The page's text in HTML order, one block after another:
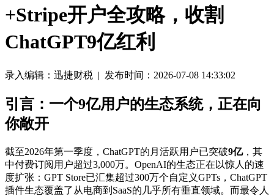
+Stripe开户全攻略，收割
ChatGPT9亿红利
录入编辑：迅捷财税 | 发布时间：2026-07-08 14:33:02
引言：一个9亿用户的生态系统，正在向
你敞开
截至2026年第一季度，ChatGPT的月活跃用户已突破9亿，其
中付费订阅用户超过3,000万。OpenAI的生态正在以惊人的速
度扩张：GPT Store已汇集超过300万个自定义GPTs，ChatGPT
插件生态覆盖了从电商到SaaS的几乎所有垂直领域。而最令人